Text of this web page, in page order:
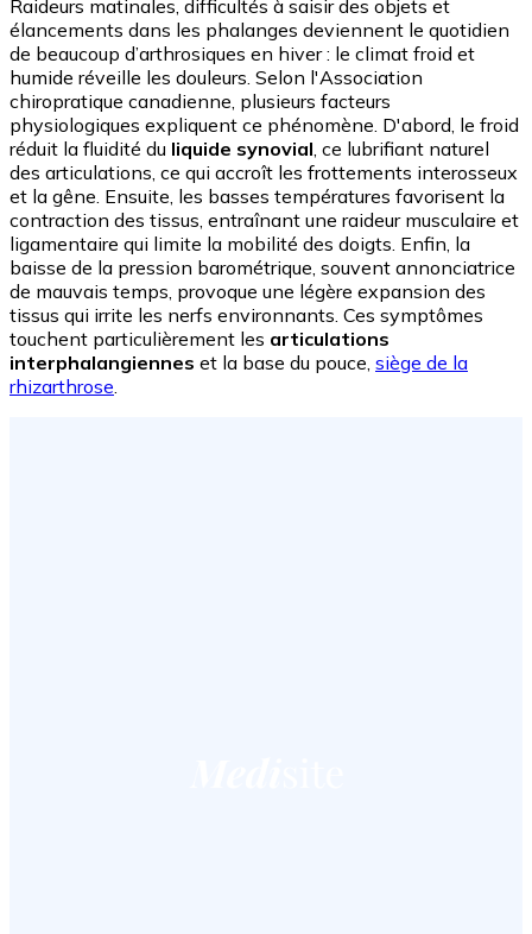
Raideurs matinales, difficultés à saisir des objets et
élancements dans les phalanges deviennent le quotidien
de beaucoup d’arthrosiques en hiver : le climat froid et
humide réveille les douleurs. Selon l'Association
chiropratique canadienne, plusieurs facteurs
physiologiques expliquent ce phénomène. D'abord, le froid
réduit la fluidité du liquide synovial, ce lubrifiant naturel
des articulations, ce qui accroît les frottements interosseux
et la gêne. Ensuite, les basses températures favorisent la
contraction des tissus, entraînant une raideur musculaire et
ligamentaire qui limite la mobilité des doigts. Enfin, la
baisse de la pression barométrique, souvent annonciatrice
de mauvais temps, provoque une légère expansion des
tissus qui irrite les nerfs environnants. Ces symptômes
touchent particulièrement les articulations
interphalangiennes et la base du pouce, siège de la
rhizarthrose.